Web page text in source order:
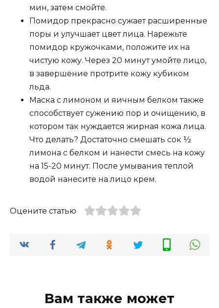
мин, затем смойте.
Помидор прекрасно сужает расширенные
поры и улучшает цвет лица. Нарежьте
помидор кружочками, положите их на
чистую кожу. Через 20 минут умойте лицо,
в завершение протрите кожу кубиком
льда.
Маска с лимоном и яичным белком также
способствует сужению пор и очищению, в
котором так нуждается жирная кожа лица.
Что делать? Достаточно смешать сок ½
лимона с белком и нанести смесь на кожу
на 15-20 минут. После умывания теплой
водой нанесите на лицо крем.
Оцените статью
Вам также может